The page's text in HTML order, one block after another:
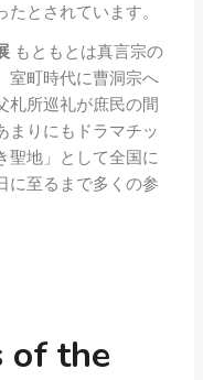
とされています。
もともとは真言宗の
室町時代に曹洞宗へ
札所巡礼が庶民の間
まりにもドラマチッ
聖地」として全国に
に至るまで多くの参
of the